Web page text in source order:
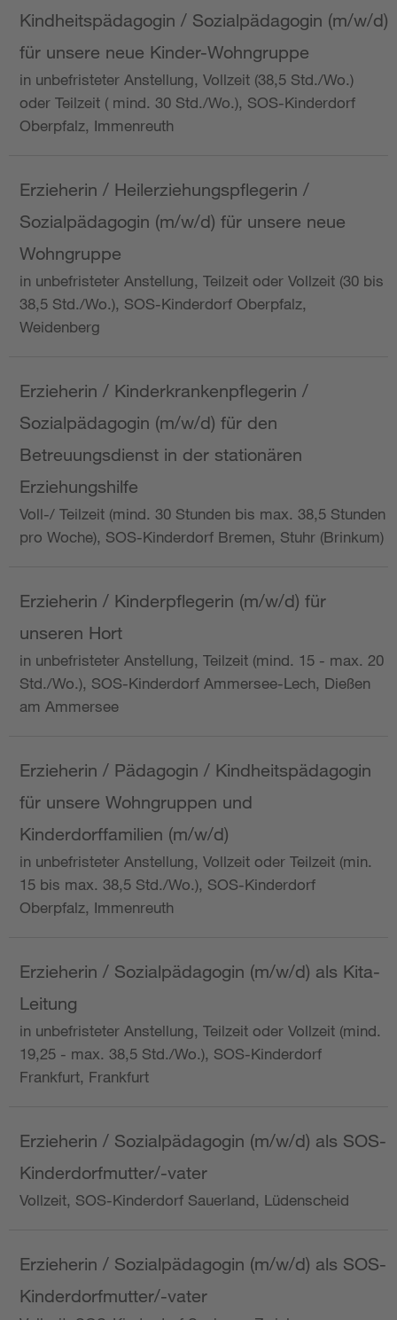
Kindheitspädagogin / Sozialpädagogin (m/w/d)
für unsere neue Kinder-Wohngruppe
in unbefristeter Anstellung, Vollzeit (38,5 Std./Wo.)
oder Teilzeit ( mind. 30 Std./Wo.), SOS-Kinderdorf
Oberpfalz, Immenreuth
Erzieherin / Heilerziehungspflegerin /
Sozialpädagogin (m/w/d) für unsere neue
Wohngruppe
in unbefristeter Anstellung, Teilzeit oder Vollzeit (30 bis
38,5 Std./Wo.), SOS-Kinderdorf Oberpfalz,
Weidenberg
Erzieherin / Kinderkrankenpflegerin /
Sozialpädagogin (m/w/d) für den
Betreuungsdienst in der stationären
Erziehungshilfe
Voll-/ Teilzeit (mind. 30 Stunden bis max. 38,5 Stunden
pro Woche), SOS-Kinderdorf Bremen, Stuhr (Brinkum)
Erzieherin / Kinderpflegerin (m/w/d) für
unseren Hort
in unbefristeter Anstellung, Teilzeit (mind. 15 - max. 20
Std./Wo.), SOS-Kinderdorf Ammersee-Lech, Dießen
am Ammersee
Erzieherin / Pädagogin / Kindheitspädagogin
für unsere Wohngruppen und
Kinderdorffamilien (m/w/d)
in unbefristeter Anstellung, Vollzeit oder Teilzeit (min.
15 bis max. 38,5 Std./Wo.), SOS-Kinderdorf
Oberpfalz, Immenreuth
Erzieherin / Sozialpädagogin (m/w/d) als Kita-
Leitung
in unbefristeter Anstellung, Teilzeit oder Vollzeit (mind.
19,25 - max. 38,5 Std./Wo.), SOS-Kinderdorf
Frankfurt, Frankfurt
Erzieherin / Sozialpädagogin (m/w/d) als SOS-
Kinderdorfmutter/-vater
Vollzeit, SOS-Kinderdorf Sauerland, Lüdenscheid
Erzieherin / Sozialpädagogin (m/w/d) als SOS-
Kinderdorfmutter/-vater